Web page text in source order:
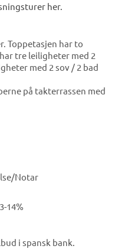
her.
Toppetasjen har to
tre leiligheter med 2
med 2 sov / 2 bad
på takterrassen med
Notar
14%
i spansk bank.